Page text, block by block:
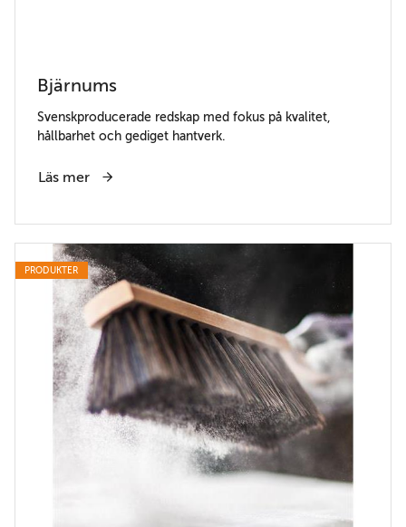
Bjärnums
Svenskproducerade redskap med fokus på kvalitet,
hållbarhet och gediget hantverk.
Läs mer
PRODUKTER